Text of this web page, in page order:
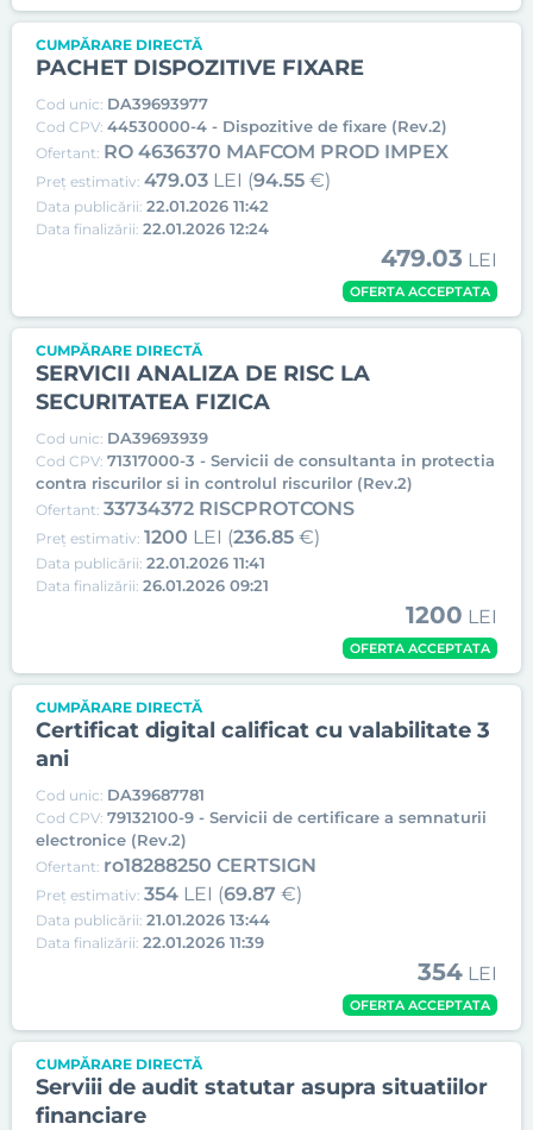
CUMPĂRARE DIRECTĂ
PACHET DISPOZITIVE FIXARE
Cod unic: DA39693977
Cod CPV: 44530000-4 - Dispozitive de fixare (Rev.2)
Ofertant: RO 4636370 MAFCOM PROD IMPEX
Preț estimativ: 479.03 LEI (94.55 €)
Data publicării: 22.01.2026 11:42
Data finalizării: 22.01.2026 12:24
479.03 LEI
OFERTA ACCEPTATA
CUMPĂRARE DIRECTĂ
SERVICII ANALIZA DE RISC LA
SECURITATEA FIZICA
Cod unic: DA39693939
Cod CPV: 71317000-3 - Servicii de consultanta in protectia
contra riscurilor si in controlul riscurilor (Rev.2)
Ofertant: 33734372 RISCPROTCONS
Preț estimativ: 1200 LEI (236.85 €)
Data publicării: 22.01.2026 11:41
Data finalizării: 26.01.2026 09:21
1200 LEI
OFERTA ACCEPTATA
CUMPĂRARE DIRECTĂ
Certificat digital calificat cu valabilitate 3
ani
Cod unic: DA39687781
Cod CPV: 79132100-9 - Servicii de certificare a semnaturii
electronice (Rev.2)
Ofertant: ro18288250 CERTSIGN
Preț estimativ: 354 LEI (69.87 €)
Data publicării: 21.01.2026 13:44
Data finalizării: 22.01.2026 11:39
354 LEI
OFERTA ACCEPTATA
CUMPĂRARE DIRECTĂ
Serviii de audit statutar asupra situatiilor
financiare